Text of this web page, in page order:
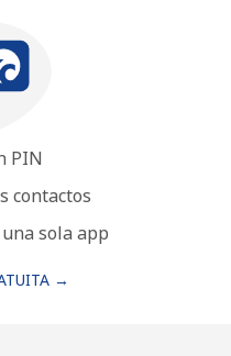
PIN
contactos
sola app
→